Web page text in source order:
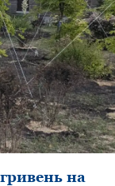
на